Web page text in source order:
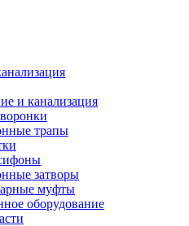
и канализация
трапы
затворы
муфты
оборудование